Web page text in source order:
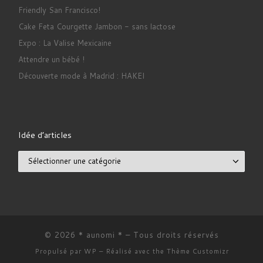
Friendly San Francisco!
Cake Feta Courgette Jambon - sans lactose
Expo : La Valise Mexicaine
Attendre un bébé !
Découverte mode à Madrid : HAKEI
Idée d’articles
© 2026 * aunomi * – Tous droits réservés
Propulsé par WP – Réalisé avec the Thème Customizr